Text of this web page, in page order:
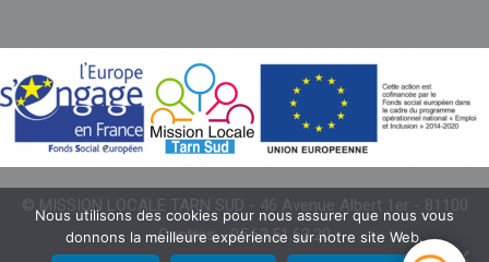
© MISSION LOCALE TARN SUD - 46 Avenue Albert 1er - 81100
Castres - 05.63.51.63.20
Nous utilisons des cookies pour nous assurer que nous vous
donnons la meilleure expérience sur notre site Web.